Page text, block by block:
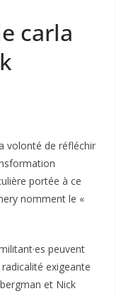
carla
volonté de réfléchir
portée à ce
nomment le «
peuvent
exigeante
et Nick